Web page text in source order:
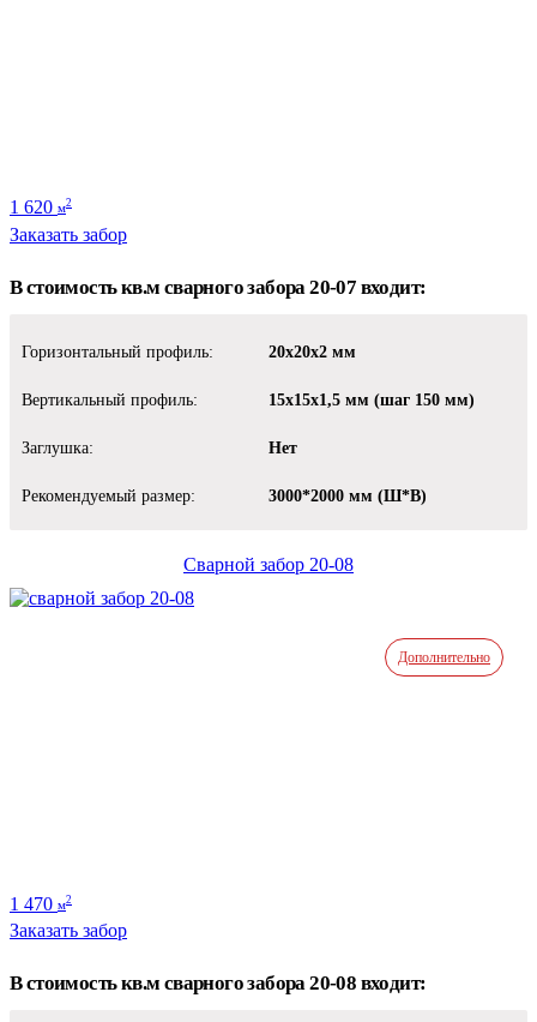
1 620 м2
Заказать забор
В стоимость кв.м сварного забора 20-07 входит:
Горизонтальный профиль: 20х20х2 мм
Вертикальный профиль: 15х15х1,5 мм (шаг 150 мм)
Заглушка: Нет
Рекомендуемый размер: 3000*2000 мм (Ш*В)
Сварной забор 20-08
1 470 м2
Заказать забор
В стоимость кв.м сварного забора 20-08 входит:
Дополнительно